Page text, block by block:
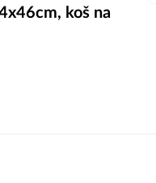
koš na